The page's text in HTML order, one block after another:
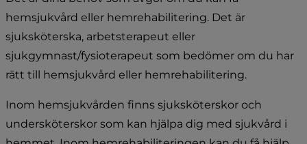
hemsjukvård eller hemrehabilitering. Det är
sjuksköterska, arbetsterapeut eller
sjukgymnast/fysioterapeut som bedömer om du har
rätt till hemsjukvård eller hemrehabilitering.
Inom hemsjukvården finns sjuksköterskor och
undersköterskor som kan hjälpa dig med sjukvård i